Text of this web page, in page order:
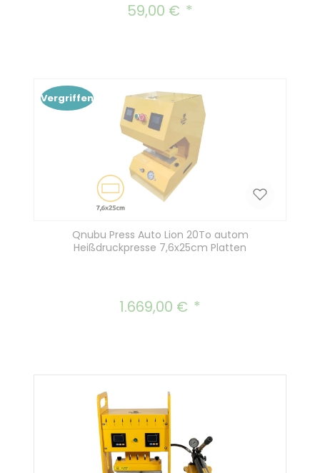
Regulärer Preis:
59,00 €
Vergriffen
Qnubu Press Auto Lion 20To autom
Heißdruckpresse 7,6x25cm Platten
Regulärer Preis:
1.669,00 €